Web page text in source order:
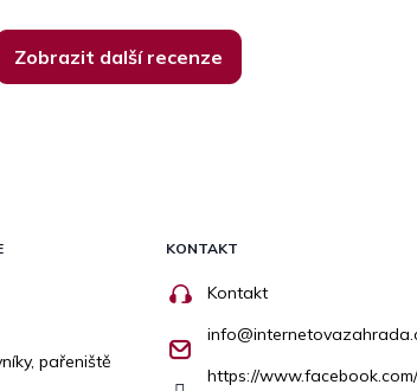
Zobrazit další recenze
pařeniště
KONTAKT
Kontakt
info@
https://